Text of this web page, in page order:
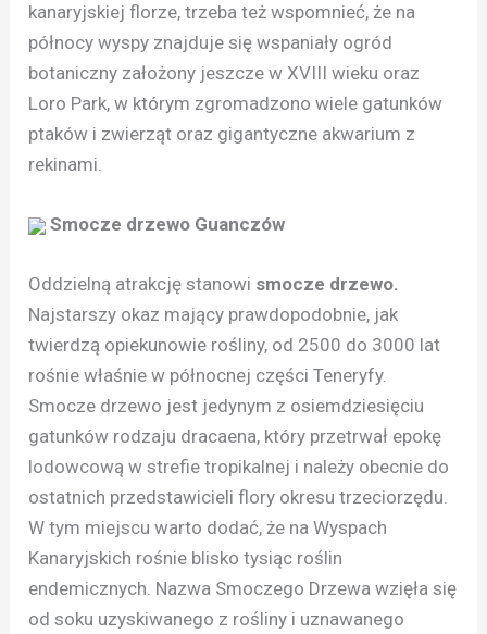
kanaryjskiej florze, trzeba też wspomnieć, że na
północy wyspy znajduje się wspaniały ogród
botaniczny założony jeszcze w XVIII wieku oraz
Loro Park, w którym zgromadzono wiele gatunków
ptaków i zwierząt oraz gigantyczne akwarium z
rekinami.
Smocze drzewo Guanczów
Oddzielną atrakcję stanowi smocze drzewo.
Najstarszy okaz mający prawdopodobnie, jak
twierdzą opiekunowie rośliny, od 2500 do 3000 lat
rośnie właśnie w północnej części Teneryfy.
Smocze drzewo jest jedynym z osiemdziesięciu
gatunków rodzaju dracaena, który przetrwał epokę
lodowcową w strefie tropikalnej i należy obecnie do
ostatnich przedstawicieli flory okresu trzeciorzędu.
W tym miejscu warto dodać, że na Wyspach
Kanaryjskich rośnie blisko tysiąc roślin
endemicznych. Nazwa Smoczego Drzewa wzięła się
od soku uzyskiwanego z rośliny i uznawanego